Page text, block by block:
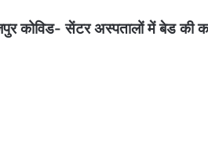
कोविड- सेंटर अस्पतालों में बेड की